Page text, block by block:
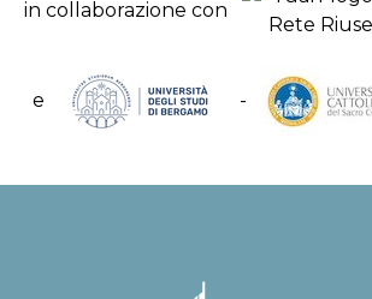
in collaborazione con
e -